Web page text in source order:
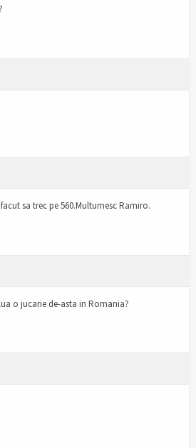
sa trec pe 560.Multumesc Ramiro.
o jucarie de-asta in Romania?